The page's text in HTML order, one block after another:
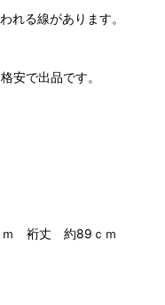
れる線があります。
安で出品です。
裄丈 約89ｃｍ